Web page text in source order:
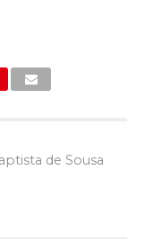
de Sousa